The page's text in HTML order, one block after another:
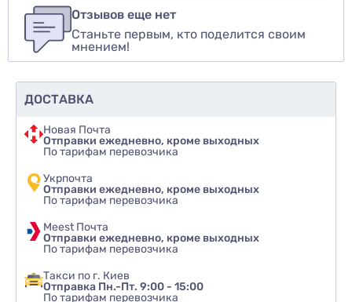
авторизуйтесь иливойдите
Оценить товар
Отзывов еще нет
Станьте первым, кто поделится своим
мнением!
ДОСТАВКА
Новая Почта
Отправки ежедневно, кроме выходных
По тарифам перевозчика
Укрпочта
Отправки ежедневно, кроме выходных
По тарифам перевозчика
Meest Почта
Отправки ежедневно, кроме выходных
По тарифам перевозчика
Такси по г. Киев
Отправка Пн.-Пт. 9:00 - 15:00
По тарифам перевозчика